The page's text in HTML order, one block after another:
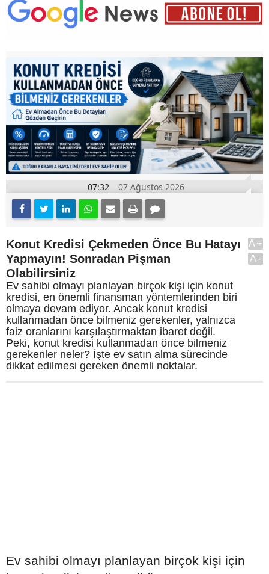
07:32 07 Ağustos 2026
Konut Kredisi Çekmeden Önce Bu Hatayı
Yapmayın! Sonradan Pişman
Olabilirsiniz
Ev sahibi olmayı planlayan birçok kişi için konut
kredisi, en önemli finansman yöntemlerinden biri
olmaya devam ediyor. Ancak konut kredisi
kullanmadan önce bilmeniz gerekenler, yalnızca
faiz oranlarını karşılaştırmaktan ibaret değil.
Peki, konut kredisi kullanmadan önce bilmeniz
gerekenler neler? İşte ev satın alma sürecinde
dikkat edilmesi gereken önemli noktalar.
A+
A-
Ev sahibi olmayı planlayan birçok kişi için